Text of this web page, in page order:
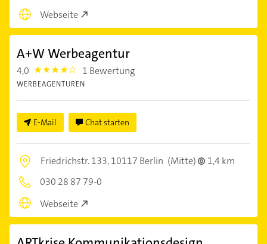
Webseite
A+W Werbeagentur
4,0 4.0 1 Bewertung
WERBEAGENTUREN
E-Mail Chat starten
Friedrichstr. 133,10117 Berlin (Mitte)
1,4 km
030 28 87 79-0
Webseite